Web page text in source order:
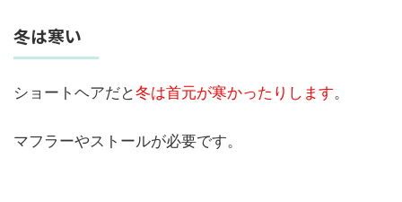
冬は寒い
ショートヘアだと冬は首元が寒かったりします。
マフラーやストールが必要です。